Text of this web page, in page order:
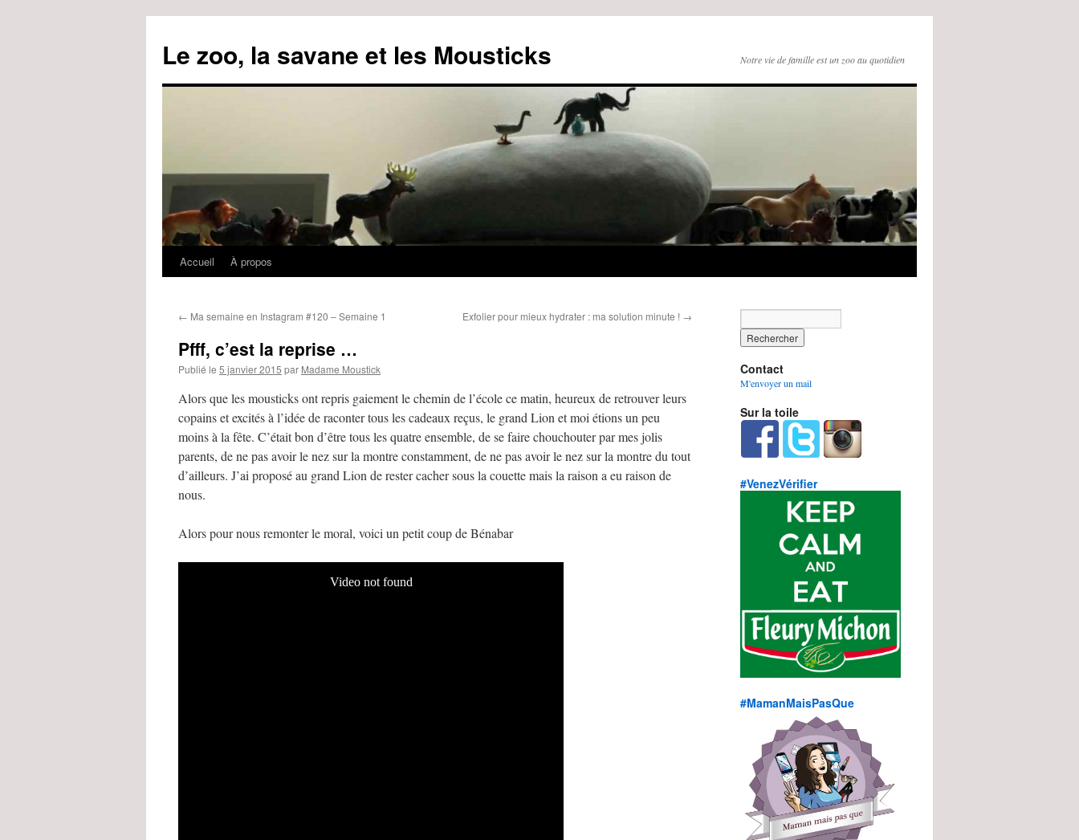
Le zoo, la savane et les Mousticks Notre vie de famille est un zoo au quotidien
Aller
contenu
Accueil À propos
← Ma semaine en Instagram #120 – Semaine 1 Exfolier pour mieux hydrater : ma solution minute ! →
Pfff, c’est la reprise …
Publié le 5 janvier 2015 par Madame Moustick
Alors que les mousticks ont repris gaiement le chemin de l’école ce matin, heureux de retrouver leurs
copains et excités à l’idée de raconter tous les cadeaux reçus, le grand Lion et moi étions un peu
moins à la fête. C’était bon d’être tous les quatre ensemble, de se faire chouchouter par mes jolis
parents, de ne pas avoir le nez sur la montre constamment, de ne pas avoir le nez sur la montre du tout
d’ailleurs. J’ai proposé au grand Lion de rester cacher sous la couette mais la raison a eu raison de
nous.
Alors pour nous remonter le moral, voici un petit coup de Bénabar
Contact
M'envoyer un mail
Sur la toile
#VenezVérifier
#MamanMaisPasQue